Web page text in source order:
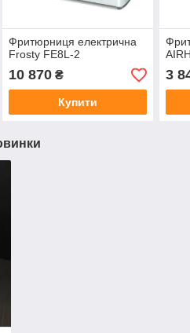
Фритюрниця електрична
Frosty FE8L-2
10 870₴
Купити
3